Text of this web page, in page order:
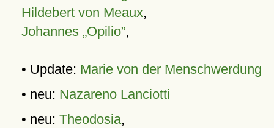
Hildebert von Meaux,
Johannes „Opilio”,
• Update: Marie von der Menschwerdung
• neu: Nazareno Lanciotti
• neu: Theodosia,